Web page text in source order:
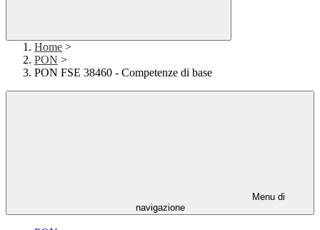
Home >
PON >
PON FSE 38460 - Competenze di base
Menu di
navigazione